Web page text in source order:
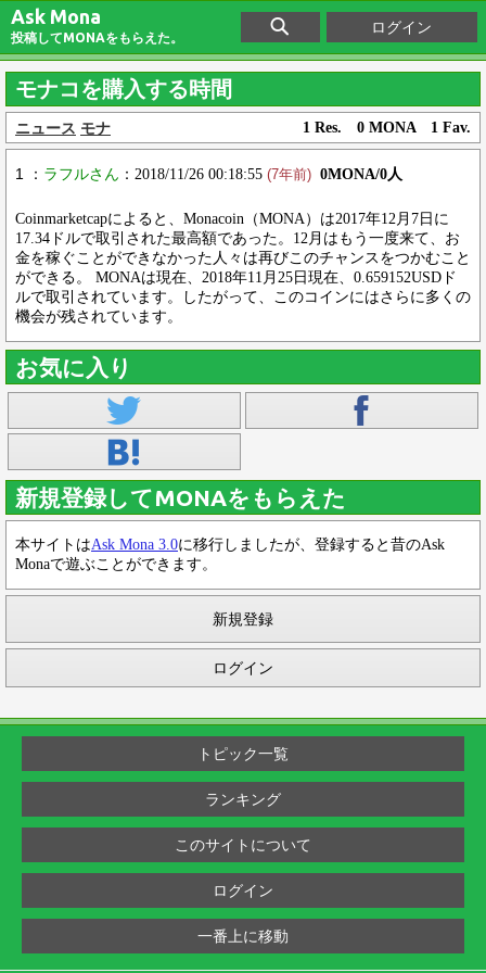
Ask Mona
投稿してMONAをもらえた。
ログイン
モナコを購入する時間
ニュース モナ 1 Res. 0 MONA 1 Fav.
1 ： ラフルさん ：2018/11/26 00:18:55 (7年前) 0MONA/0人
Coinmarketcapによると、Monacoin（MONA）は2017年12月7日に
17.34ドルで取引された最高額であった。12月はもう一度来て、お
金を稼ぐことができなかった人々は再びこのチャンスをつかむこと
ができる。 MONAは現在、2018年11月25日現在、0.659152USDド
ルで取引されています。したがって、このコインにはさらに多くの
機会が残されています。
お気に入り
新規登録してMONAをもらえた
本サイトはAsk Mona 3.0に移行しましたが、登録すると昔のAsk
Monaで遊ぶことができます。
新規登録
ログイン
トピック一覧
ランキング
このサイトについて
ログイン
一番上に移動